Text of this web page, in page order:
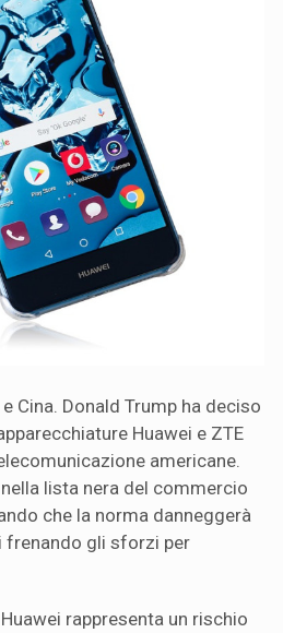
Cina. Donald Trump ha deciso
Huawei e ZTE
americane.
lista nera del commercio
che la norma danneggerà
frenando gli sforzi per
rappresenta un rischio